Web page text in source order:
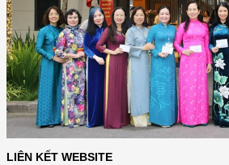
LIÊN KẾT WEBSITE